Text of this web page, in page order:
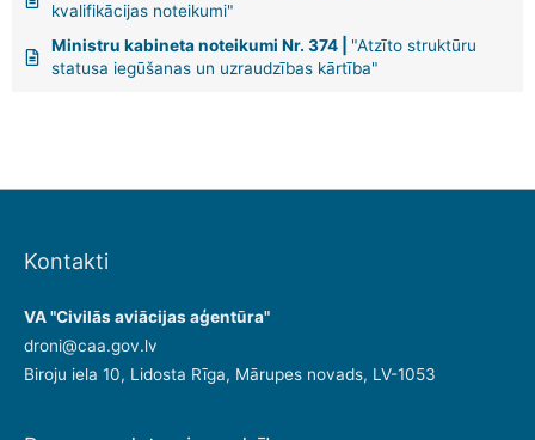
kvalifikācijas noteikumi"
Ministru kabineta noteikumi Nr. 374 | "Atzīto struktūru
statusa iegūšanas un uzraudzības kārtība"
Kontakti
VA "Civilās aviācijas aģentūra"
droni@caa.gov.lv
Biroju iela 10, Lidosta Rīga, Mārupes novads, LV-1053